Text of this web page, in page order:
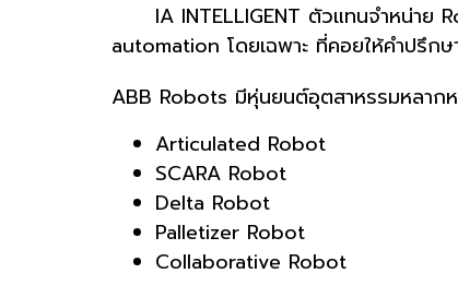
IA INTELLIGENT ตัวแทนจำหน่า
automation โดยเฉพาะ ที่คอยให้คำปรึก
ABB Robots มีหุ่นยนต์อุตสาหรรมหลาก
Articulated Robot
SCARA Robot
Delta Robot
Palletizer Robot
Collaborative Robot